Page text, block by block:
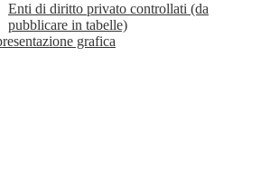
Enti di diritto privato controllati (da
pubblicare in tabelle)
grafica